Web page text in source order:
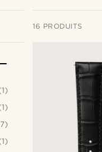
16 PRODUITS